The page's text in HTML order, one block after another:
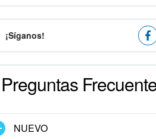
¡Síganos!
Preguntas
NUEVO